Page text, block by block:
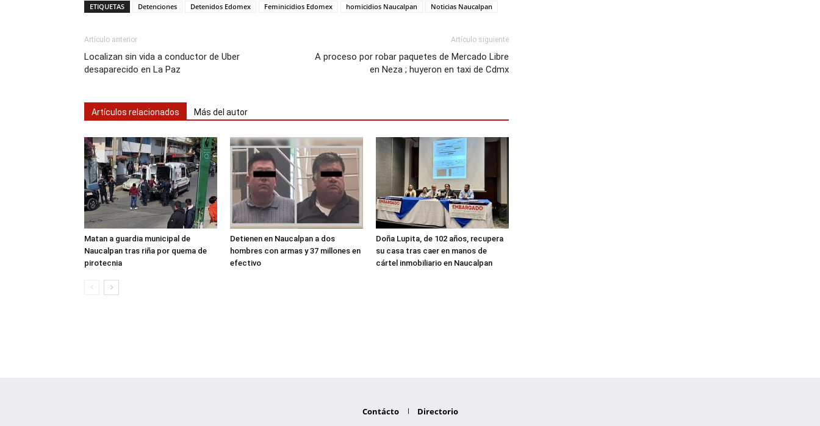
ETIQUETAS Detenciones Detenidos Edomex Feminicidios Edomex homicidios Naucalpan Noticias Naucalpan
Artículo anterior
Localizan sin vida a conductor de Uber
desaparecido en La Paz
Artículo siguiente
A proceso por robar paquetes de Mercado Libre
en Neza ; huyeron en taxi de Cdmx
Artículos relacionados Más del autor
Matan a guardia municipal de
Naucalpan tras riña por quema de
pirotecnia
Detienen en Naucalpan a dos
hombres con armas y 37 millones en
efectivo
Doña Lupita, de 102 años, recupera
su casa tras caer en manos de
cártel inmobiliario en Naucalpan
Contácto Directorio